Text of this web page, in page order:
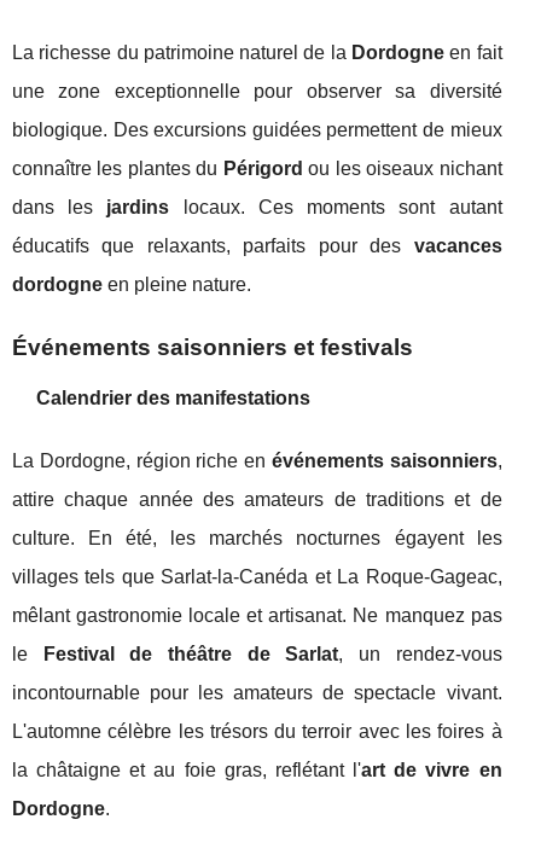
La richesse du patrimoine naturel de la Dordogne en fait
une zone exceptionnelle pour observer sa diversité
biologique. Des excursions guidées permettent de mieux
connaître les plantes du Périgord ou les oiseaux nichant
dans les jardins locaux. Ces moments sont autant
éducatifs que relaxants, parfaits pour des vacances
dordogne en pleine nature.
Événements saisonniers et festivals
Calendrier des manifestations
La Dordogne, région riche en événements saisonniers,
attire chaque année des amateurs de traditions et de
culture. En été, les marchés nocturnes égayent les
villages tels que Sarlat-la-Canéda et La Roque-Gageac,
mêlant gastronomie locale et artisanat. Ne manquez pas
le
Festival de théâtre de Sarlat, un rendez-vous
incontournable pour les amateurs de spectacle vivant.
L'automne célèbre les trésors du terroir avec les foires à
la châtaigne et au foie gras, reflétant l'art de vivre en
Dordogne.